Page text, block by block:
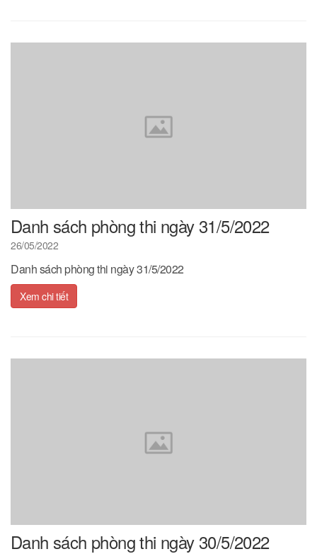
Danh sách phòng thi ngày 31/5/2022
26/05/2022
Danh sách phòng thi ngày 31/5/2022
Xem chi tiết
Danh sách phòng thi ngày 30/5/2022